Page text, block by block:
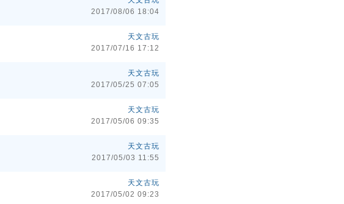
2017/08/06 18:04
天文古玩
2017/07/16 17:12
天文古玩
2017/05/25 07:05
天文古玩
2017/05/06 09:35
天文古玩
2017/05/03 11:55
天文古玩
2017/05/02 09:23